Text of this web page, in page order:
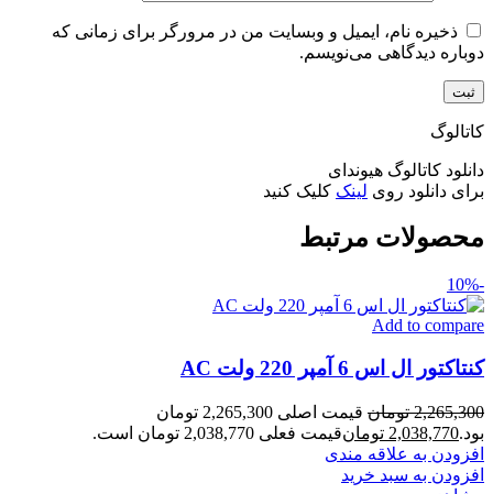
ذخیره نام، ایمیل و وبسایت من در مرورگر برای زمانی که
دوباره دیدگاهی می‌نویسم.
کاتالوگ
دانلود کاتالوگ هیوندای
برای دانلود روی لینک کلیک کنید
محصولات مرتبط
-10%
Add to compare
کنتاکتور ال اس 6 آمپر 220 ولت AC
2,265,300 تومان
قیمت اصلی 2,265,300 تومان
بود.2,038,770 تومانقیمت فعلی 2,038,770 تومان است.
افزودن به علاقه مندی
افزودن به سبد خرید